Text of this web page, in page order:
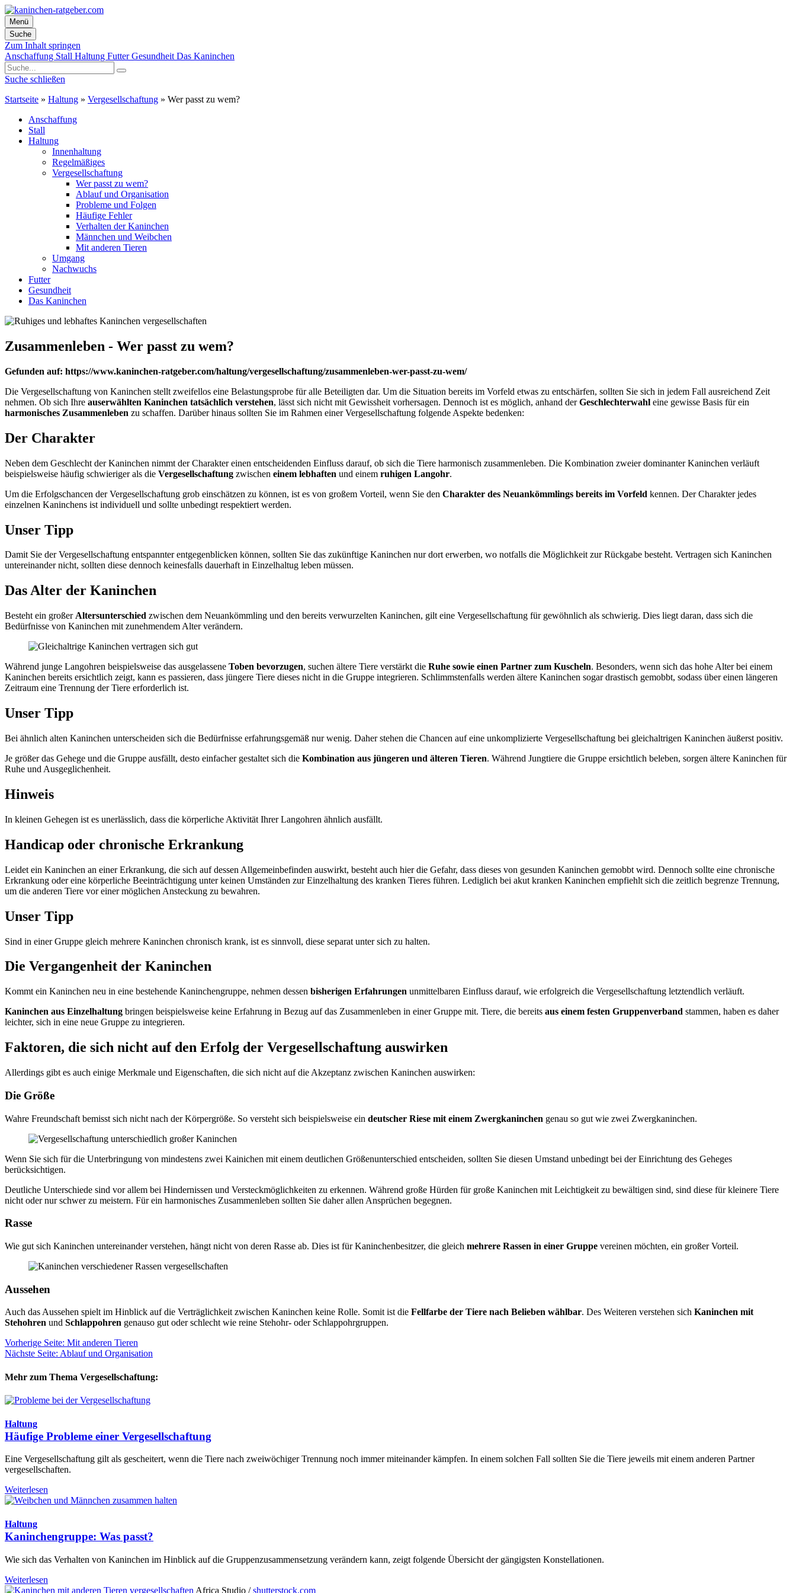
Menü
Suche
Zum Inhalt springen
Anschaffung Stall Haltung FutterGesundheit Das Kaninchen
Suche schließen
Startseite » Haltung » Vergesellschaftung » Wer passt zu wem?
Anschaffung
Stall
Haltung
Innenhaltung
Regelmäßiges
Vergesellschaftung
Wer passt zu wem?
Ablauf und Organisation
Probleme und Folgen
Häufige Fehler
Verhalten der Kaninchen
Männchen und Weibchen
Mit anderen Tieren
Umgang
Nachwuchs
Futter
Gesundheit
Das Kaninchen
Zusammenleben - Wer passt zu wem?
Gefunden auf: https://www.kaninchen-ratgeber.com/haltung/vergesellschaftung/zusammenleben-wer-passt-zu-wem/
Die Vergesellschaftung von Kaninchen stellt zweifellos eine Belastungsprobe für alle Beteiligten dar. Um die Situation bereits im Vorfeld etwas zu entschärfen, sollten Sie sich in jedem Fall ausreichend Zeit
nehmen. Ob sich Ihre auserwählten Kaninchen tatsächlich verstehen, lässt sich nicht mit Gewissheit vorhersagen. Dennoch ist es möglich, anhand derGeschlechterwahl eine gewisse Basis für ein
harmonisches Zusammenleben zu schaffen. Darüber hinaus sollten Sie im Rahmen einer Vergesellschaftung folgende Aspekte bedenken:
Der Charakter
Neben dem Geschlecht der Kaninchen nimmt der Charakter einen entscheidenden Einfluss darauf, ob sich die Tiere harmonisch zusammenleben. Die Kombination zweier dominanter Kaninchen verläuft
beispielsweise häufig schwieriger als die Vergesellschaftung zwischen einem lebhaften und einem ruhigen Langohr.
Um die Erfolgschancen der Vergesellschaftung grob einschätzen zu können, ist es von großem Vorteil, wenn Sie den Charakter des Neuankömmlings bereits im Vorfeld kennen. Der Charakter jedes
einzelnen Kaninchens ist individuell und sollte unbedingt respektiert werden.
Unser Tipp
Damit Sie der Vergesellschaftung entspannter entgegenblicken können, sollten Sie das zukünftige Kaninchen nur dort erwerben, wo notfalls die Möglichkeit zur Rückgabe besteht. Vertragen sich Kaninchen
untereinander nicht, sollten diese dennoch keinesfalls dauerhaft in Einzelhaltug leben müssen.
Das Alter der Kaninchen
Besteht ein großer Altersunterschied zwischen dem Neuankömmling und den bereits verwurzelten Kaninchen, gilt eine Vergesellschaftung für gewöhnlich als schwierig. Dies liegt daran, dass sich die
Bedürfnisse von Kaninchen mit zunehmendem Alter verändern.
Während junge Langohren beispielsweise das ausgelassene Toben bevorzugen, suchen ältere Tiere verstärkt die Ruhe sowie einen Partner zum Kuscheln. Besonders, wenn sich das hohe Alter bei einem
Kaninchen bereits ersichtlich zeigt, kann es passieren, dass jüngere Tiere dieses nicht in die Gruppe integrieren. Schlimmstenfalls werden ältere Kaninchen sogar drastisch gemobbt, sodass über einen längeren
Zeitraum eine Trennung der Tiere erforderlich ist.
Unser Tipp
Bei ähnlich alten Kaninchen unterscheiden sich die Bedürfnisse erfahrungsgemäß nur wenig. Daher stehen die Chancen auf eine unkomplizierte Vergesellschaftung bei gleichaltrigen Kaninchen äußerst positiv.
Je größer das Gehege und die Gruppe ausfällt, desto einfacher gestaltet sich die Kombination aus jüngeren und älteren Tieren. Während Jungtiere die Gruppe ersichtlich beleben, sorgen ältere Kaninchen für
Ruhe und Ausgeglichenheit.
Hinweis
In kleinen Gehegen ist es unerlässlich, dass die körperliche Aktivität Ihrer Langohren ähnlich ausfällt.
Handicap oder chronische Erkrankung
Leidet ein Kaninchen an einer Erkrankung, die sich auf dessen Allgemeinbefinden auswirkt, besteht auch hier die Gefahr, dass dieses von gesunden Kaninchen gemobbt wird. Dennoch sollte eine chronische
Erkrankung oder eine körperliche Beeinträchtigung unter keinen Umständen zur Einzelhaltung des kranken Tieres führen. Lediglich bei akut kranken Kaninchen empfiehlt sich die zeitlich begrenze Trennung,
um die anderen Tiere vor einer möglichen Ansteckung zu bewahren.
Unser Tipp
Sind in einer Gruppe gleich mehrere Kaninchen chronisch krank, ist es sinnvoll, diese separat unter sich zu halten.
Die Vergangenheit der Kaninchen
Kommt ein Kaninchen neu in eine bestehende Kaninchengruppe, nehmen dessen bisherigen Erfahrungen unmittelbaren Einfluss darauf, wie erfolgreich die Vergesellschaftung letztendlich verläuft.
Kaninchen aus Einzelhaltung bringen beispielsweise keine Erfahrung in Bezug auf das Zusammenleben in einer Gruppe mit. Tiere, die bereits aus einem festen Gruppenverband stammen, haben es daher
leichter, sich in eine neue Gruppe zu integrieren.
Faktoren, die sich nicht auf den Erfolg der Vergesellschaftung auswirken
Allerdings gibt es auch einige Merkmale und Eigenschaften, die sich nicht auf die Akzeptanz zwischen Kaninchen auswirken:
Die Größe
Wahre Freundschaft bemisst sich nicht nach der Körpergröße. So versteht sich beispielsweise ein deutscher Riese mit einem Zwergkaninchen genau so gut wie zwei Zwergkaninchen.
Wenn Sie sich für die Unterbringung von mindestens zwei Kainichen mit einem deutlichen Größenunterschied entscheiden, sollten Sie diesen Umstand unbedingt bei der Einrichtung des Geheges
berücksichtigen.
Deutliche Unterschiede sind vor allem bei Hindernissen und Versteckmöglichkeiten zu erkennen. Während große Hürden für große Kaninchen mit Leichtigkeit zu bewältigen sind, sind diese für kleinere Tiere
nicht oder nur schwer zu meistern. Für ein harmonisches Zusammenleben sollten Sie daher allen Ansprüchen begegnen.
Rasse
Wie gut sich Kaninchen untereinander verstehen, hängt nicht von deren Rasse ab. Dies ist für Kaninchenbesitzer, die gleich mehrere Rassen in einer Gruppe vereinen möchten, ein großer Vorteil.
Aussehen
Auch das Aussehen spielt im Hinblick auf die Verträglichkeit zwischen Kaninchen keine Rolle. Somit ist die Fellfarbe der Tiere nach Belieben wählbar. Des Weiteren verstehen sich Kaninchen mit
Stehohren und Schlappohren genauso gut oder schlecht wie reine Stehohr- oder Schlappohrgruppen.
Vorherige Seite: Mit anderen Tieren
Nächste Seite: Ablauf und Organisation
Mehr zum Thema Vergesellschaftung:
Haltung
Häufige Probleme einer Vergesellschaftung
Eine Vergesellschaftung gilt als gescheitert, wenn die Tiere nach zweiwöchiger Trennung noch immer miteinander kämpfen. In einem solchen Fall sollten Sie die Tiere jeweils mit einem anderen Partner
vergesellschaften.
Weiterlesen
Haltung
Kaninchengruppe: Was passt?
Wie sich das Verhalten von Kaninchen im Hinblick auf die Gruppenzusammensetzung verändern kann, zeigt folgende Übersicht der gängigsten Konstellationen.
Weiterlesen
Africa Studio /shutterstock.com